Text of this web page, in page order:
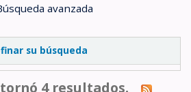
avanzada
su búsqueda
4 resultados.